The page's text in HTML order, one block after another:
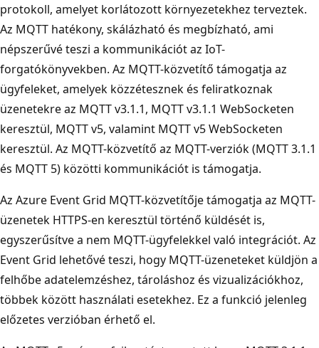
protokoll, amelyet korlátozott környezetekhez terveztek.
Az MQTT hatékony, skálázható és megbízható, ami
népszerűvé teszi a kommunikációt az IoT-
forgatókönyvekben. Az MQTT-közvetítő támogatja az
ügyfeleket, amelyek közzétesznek és feliratkoznak
üzenetekre az MQTT v3.1.1, MQTT v3.1.1 WebSocketen
keresztül, MQTT v5, valamint MQTT v5 WebSocketen
keresztül. Az MQTT-közvetítő az MQTT-verziók (MQTT 3.1.1
és MQTT 5) közötti kommunikációt is támogatja.
Az Azure Event Grid MQTT-közvetítője támogatja az MQTT-
üzenetek HTTPS-en keresztül történő küldését is,
egyszerűsítve a nem MQTT-ügyfelekkel való integrációt. Az
Event Grid lehetővé teszi, hogy MQTT-üzeneteket küldjön a
felhőbe adatelemzéshez, tároláshoz és vizualizációkhoz,
többek között használati esetekhez. Ez a funkció jelenleg
előzetes verzióban érhető el.